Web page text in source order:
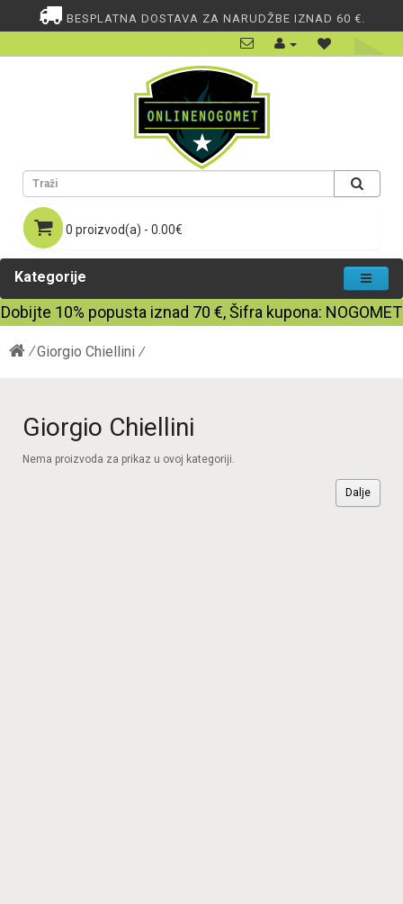
BESPLATNA DOSTAVA ZA NARUDŽBE IZNAD 60 €.
0 proizvod(a) - 0.00€
Kategorije
Dobijte 10% popusta iznad 70 €, Šifra kupona: NOGOMET
Giorgio Chiellini
Giorgio Chiellini
Nema proizvoda za prikaz u ovoj kategoriji.
Dalje